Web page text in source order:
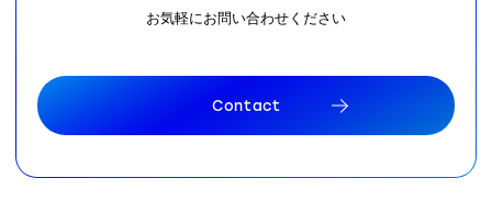
お気軽にお問い合わせください
Contact